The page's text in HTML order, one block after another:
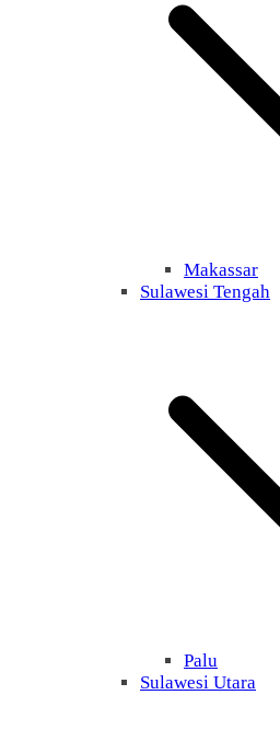
Makassar
Sulawesi Tengah
Palu
Sulawesi Utara